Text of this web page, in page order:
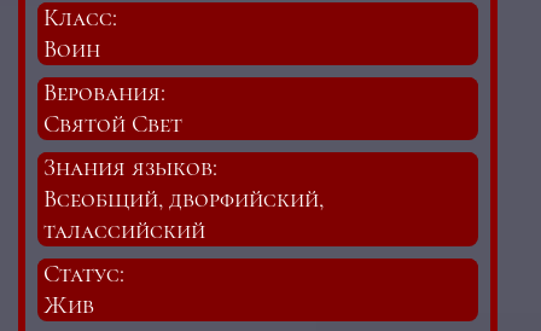
Класс:
Воин
Верования:
Святой Свет
Знания языков:
Всеобщий, дворфийский,
талассийский
Статус:
Жив